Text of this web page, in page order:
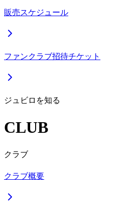
販売スケジュール
ファンクラブ招待チケット
ジュビロを知る
CLUB
クラブ
クラブ概要